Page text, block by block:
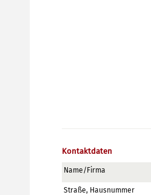
Kontaktdaten
Name/Firma
Straße, Hausnummer